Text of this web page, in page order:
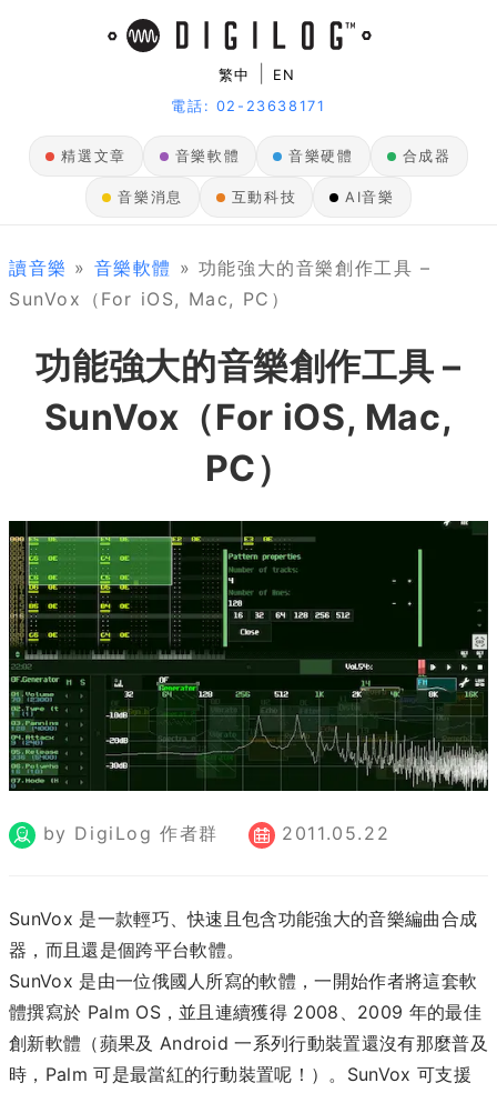
繁中
EN
電話: 02-23638171
精選文章 音樂軟體 音樂硬體 合成器
音樂消息 互動科技 AI音樂
讀音樂 » 音樂軟體 » 功能強大的音樂創作工具 –
SunVox（For iOS, Mac, PC）
功能強大的音樂創作工具 –
SunVox（For iOS, Mac,
PC）
by DigiLog 作者群 2011.05.22
SunVox 是一款輕巧、快速且包含功能強大的音樂編曲合成
器，而且還是個跨平台軟體。
SunVox 是由一位俄國人所寫的軟體，一開始作者將這套軟
體撰寫於 Palm OS，並且連續獲得 2008、2009 年的最佳
創新軟體（蘋果及 Android 一系列行動裝置還沒有那麼普及
時，Palm 可是最當紅的行動裝置呢！）。SunVox 可支援